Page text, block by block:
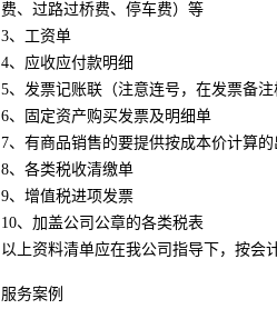
费、过路过桥费、停车费）等
3、工资单
4、应收应付款明细
5、发票记账联（注意连号，在发票备
6、固定资产购买发票及明细单
7、有商品销售的要提供按成本价计算
8、各类税收清缴单
9、增值税进项发票
10、加盖公司公章的各类税表
以上资料清单应在我公司指导下，按会
服务案例